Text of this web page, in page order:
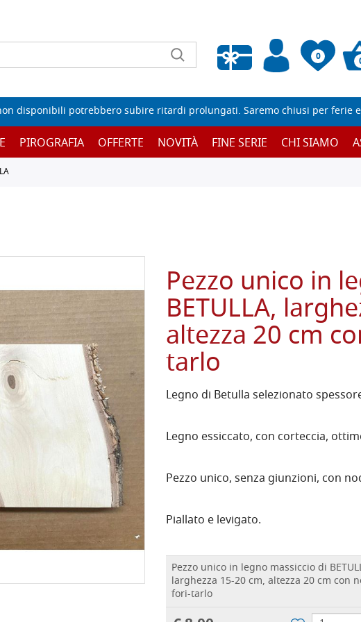
0
Wishlist vuota
disponibili potrebbero subire ritardi prolungati. Saremo chiusi per ferie
PIROGRAFIA OFFERTE NOVITÀ FINE SERIE CHI SIAMO
Pezzo unico in
BETULLA,
altezza 20 cm
tarlo
Legno di Betulla selezionato
Legno essiccato, con corteccia,
Pezzo unico, senza giunzioni, con
Piallato e levigato.
Pezzo unico in legno massiccio di
larghezza 15-20 cm, altezza 20 cm con
fori-tarlo